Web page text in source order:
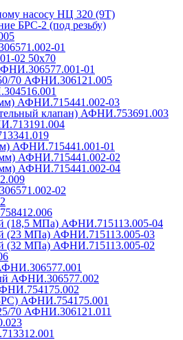
насосу НЦ 320 (9Т)
БРС-2 (под резьбу)
01
02 50х70
01
70 АФНИ.306121.005
АФНИ.715441.002-03
клапан) АФНИ.753691.003
АФНИ.715441.001-01
АФНИ.715441.002-02
мм) АФНИ.715441.002-04
02
(18,5 МПа) АФНИ.715113.005-04
(23 МПа) АФНИ.715113.005-03
(32 МПа) АФНИ.715113.005-02
АФНИ.306577.002
АФНИ.754175.001
70 АФНИ.306121.011